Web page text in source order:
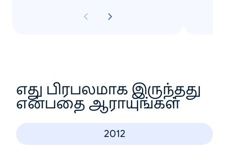
எது பிரபலமாக இருந்தது
என்பதை ஆராயுங்கள்
2012